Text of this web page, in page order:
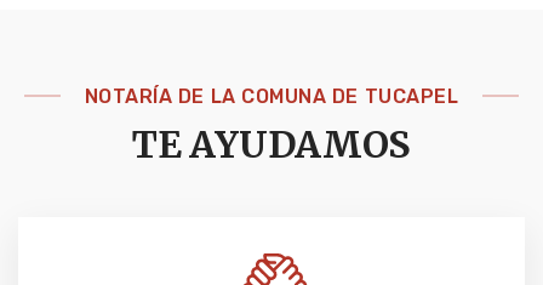
NOTARÍA DE LA COMUNA DE TUCAPEL
TE AYUDAMOS